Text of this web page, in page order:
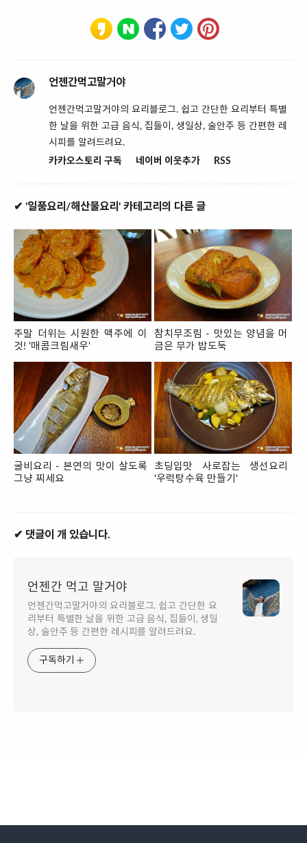
언젠간먹고말거야
언젠간먹고말거야의 요리블로그. 쉽고 간단한 요리부터 특별
한 날을 위한 고급 음식, 집들이, 생일상, 술안주 등 간편한 레
시피를 알려드려요.
카카오스토리 구독
네이버 이웃추가 RSS
✔ '일품요리/해산물요리' 카테고리의 다른 글
주말 더위는 시원한 맥주에 이
것! '매콤크림새우'
참치무조림 - 맛있는 양념을 머
금은 무가 밥도둑
굴비요리 - 본연의 맛이 살도록
그냥 찌세요
초딩입맛 사로잡는 생선요리
'우럭탕수육 만들기'
✔ 댓글이 개 있습니다.
언젠간 먹고 말거야
언젠간먹고말거야의 요리블로그. 쉽고 간단한 요
리부터 특별한 날을 위한 고급 음식, 집들이, 생일
상, 술안주 등 간편한 레시피를 알려드려요.
구독하기